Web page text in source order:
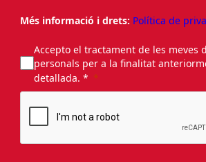
Més informació i drets: Política de
Accepto el tractament de les meves
personals per a la finalitat
detallada. *